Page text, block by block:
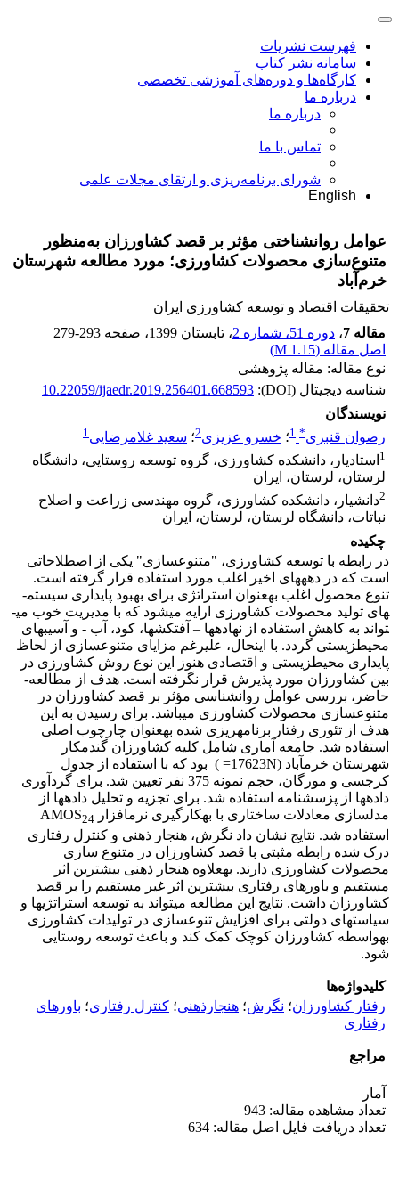
فهرست نشریات
سامانه نشر کتاب
کارگاه‌ها و دوره‌های آموزشی تخصصی
درباره ما
درباره ما
تماس با ما
شورای برنامه‌ریزی و ارتقای مجلات علمی
English
عوامل روانشناختی مؤثر بر قصد کشاورزان به‌منظور
متنوع‌سازی محصولات کشاورزی؛ مورد مطالعه شهرستان
خرم‌آباد
تحقیقات اقتصاد و توسعه کشاورزی ایران
مقاله 7
، دوره 51، شماره 2 ، تابستان 1399 ، صفحه 279-293
اصل مقاله (1.15 M
)
نوع مقاله: مقاله پژوهشی
شناسه دیجیتال (DOI):
10.22059/ijaedr.2019.256401.668593
نویسندگان
رضوان قنبری*
1؛ خسرو عزیزی2؛ سعید غلامرضایی1
1 استادیار، دانشکده کشاورزی، گروه توسعه روستایی، دانشگاه
لرستان، لرستان، ایران
2دانشیار، دانشکده کشاورزی، گروه مهندسی زراعت و اصلاح
نباتات، دانشگاه لرستان، لرستان، ایران
چکیده
در رابطه با توسعه کشاورزی، "متنوع­سازی" یکی از اصطلاحاتی
است که در دهه­های اخیر اغلب مورد استفاده قرار گرفته است.
تنوع محصول اغلب به­عنوان استراتژی برای بهبود پایداری سیستم­
های تولید محصولات کشاورزی ارایه می­شود که با مدیریت خوب می­
تواند به کاهش استفاده از نهاده­ها – آفت­کش­ها، کود، آب - و آسیب­های
محیط­زیستی گردد. با این­حال، علی­رغم مزایای متنوع­سازی از لحاظ
پایداری محیط­زیستی و اقتصادی هنوز این نوع روش کشاورزی در
بین کشاورزان مورد پذیرش قرار نگرفته است. هدف از مطالعه­
حاضر، بررسی عوامل روانشناسی مؤثر بر قصد کشاورزان در
متنوع­سازی محصولات کشاورزی می­باشد. برای رسیدن به این
هدف از تئوری رفتار برنامه­ریزی شده به­عنوان چارچوب اصلی
استفاده شد. جامعه آماری شامل کلیه کشاورزان گندمکار
شهرستان خرم­آباد (17623N= ) بود که با استفاده از جدول
کرجسی و مورگان، حجم نمونه 375 نفر تعیین شد. برای گردآوری
داده­ها از پزسشنامه استفاده شد. برای تجزیه و تحلیل داده­ها از
مدلسازی معادلات ساختاری با به­کارگیری نرم­افزار AMOS 24
استفاده شد. نتایج نشان داد نگرش، هنجار ذهنی و کنترل رفتاری
درک شده رابطه مثبتی با قصد کشاورزان در متنوع سازی
محصولات کشاورزی دارند. به­علاوه هنجار ذهنی بیشترین اثر
مستقیم و باورهای رفتاری بیشترین اثر غیر مستقیم را بر قصد
کشاورزان داشت. نتایج این مطالعه می­تواند به توسعه استراتژی­ها و
سیاست­های دولتی برای افزایش تنوع­سازی در تولیدات کشاورزی
به­واسطه کشاورزان کوچک کمک کند و باعث توسعه روستایی
شود.
کلیدواژه‌ها
رفتار کشاورزان؛ نگرش؛ هنجارذهنی؛ کنترل رفتاری؛ باورهای
رفتاری
مراجع
آمار
تعداد مشاهده مقاله: 943
تعداد دریافت فایل اصل مقاله: 634